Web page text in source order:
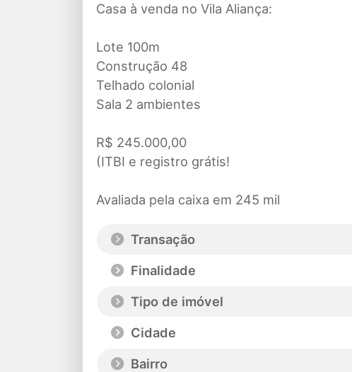
Casa à venda no Vila Aliança:
Lote 100m
Construção 48
Telhado colonial
Sala 2 ambientes
R$ 245.000,00
(ITBI e registro grátis!
Avaliada pela caixa em 245 mil
Transação
Finalidade
Tipo de imóvel
Cidade
Bairro